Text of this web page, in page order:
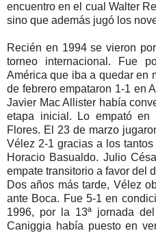
encuentro en el cual Walter
sino que además jugó los
Recién en 1994 se vieron
torneo internacional. Fue
América que iba a quedar en
de febrero empataron 1-1 en
Javier Mac Allister había
etapa inicial. Lo empató en
Flores. El 23 de marzo
Vélez 2-1 gracias a los
Horacio Basualdo. Julio
empate transitorio a favor del
Dos años más tarde, Vélez
ante Boca. Fue 5-1 en
1996, por la 13ª jornada
Caniggia había puesto en